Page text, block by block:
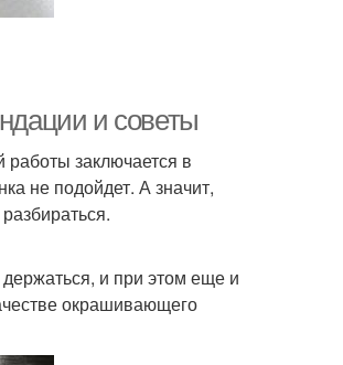
и советы
работы заключается в
не подойдет. А значит,
и при этом еще и
окрашивающего